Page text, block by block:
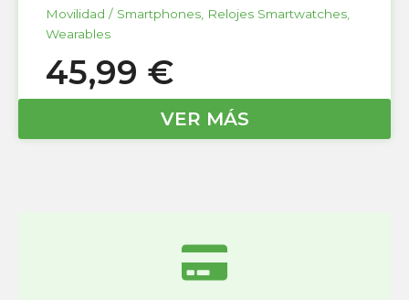
Movilidad / Smartphones, Relojes Smartwatches,
Wearables
45,99 €
VER MÁS